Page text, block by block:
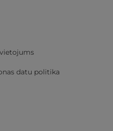
datu politika